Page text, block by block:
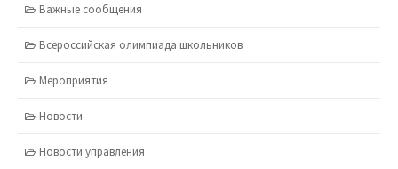
Важные сообщения
Всероссийская олимпиада школьников
Мероприятия
Новости
Новости управления